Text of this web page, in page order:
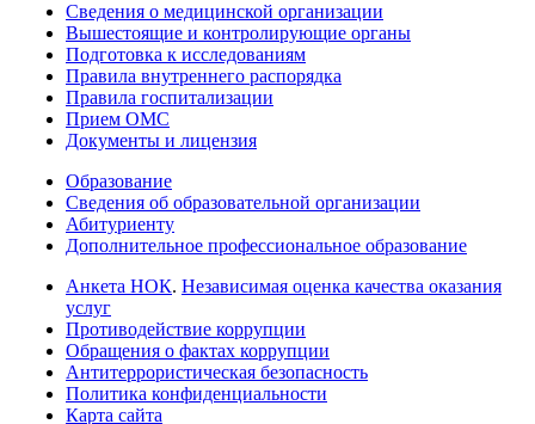
Сведения о медицинской организации
Вышестоящие и контролирующие органы
Подготовка к исследованиям
Правила внутреннего распорядка
Правила госпитализации
Прием ОМС
Документы и лицензия
Образование
Сведения об образовательной организации
Абитуриенту
Дополнительное профессиональное образование
Анкета НОК. Независимая оценка качества оказания
услуг
Противодействие коррупции
Обращения о фактах коррупции
Антитеррористическая безопасность
Политика конфиденциальности
Карта сайта